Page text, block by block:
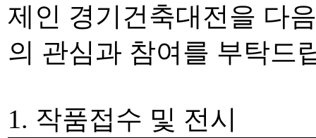
제인 경기건축대전을 다
의 관심과 참여를 부탁드
1. 작품접수 및 전시